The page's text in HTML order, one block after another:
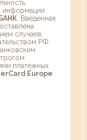
информации
. Введенная
случаев,
РФ.
платежных
Europe